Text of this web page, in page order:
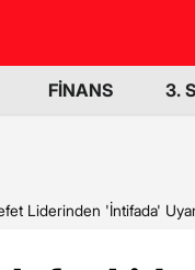
FİNANS 3.
Liderinden 'İntifada'